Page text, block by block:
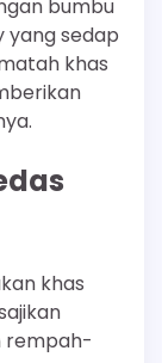
bumbu
yang sedap
khas
khas
rempah-